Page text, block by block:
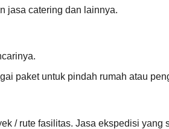
jasa catering dan lainnya.
paket untuk pindah rumah atau
/ rute fasilitas. Jasa ekspedisi